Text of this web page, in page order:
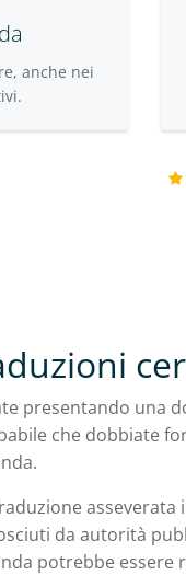
anche nei
presentando una
che dobbiate
da autorità
potrebbe essere